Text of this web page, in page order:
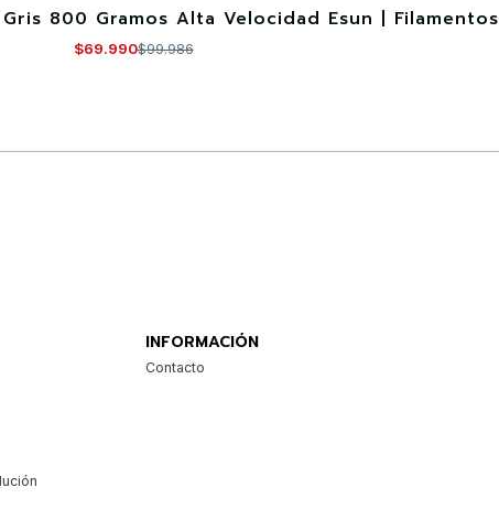
Gris 800 Gramos Alta Velocidad Esun | Filamentos
$69.990$99.986
INFORMACIÓN
Contacto